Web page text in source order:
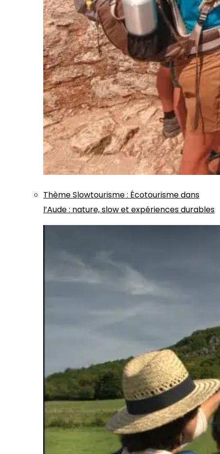
ThèmeSlowtourisme: Écotourisme dans
l’Aude : nature, slow et expériences durables